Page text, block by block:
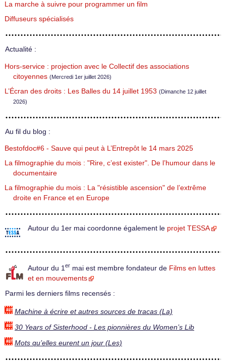
La marche à suivre pour programmer un film
Diffuseurs spécialisés
Actualité :
Hors-service : projection avec le Collectif des associations
citoyennes (Mercredi 1er juillet 2026)
L’Écran des droits : Les Balles du 14 juillet 1953 (Dimanche 12 juillet
2026)
Au fil du blog :
Bestofdoc#6 - Sauve qui peut à L’Entrepôt le 14 mars 2025
La filmographie du mois : "Rire, c’est exister". De l’humour dans le
documentaire
La filmographie du mois : La "résistible ascension" de l’extrême
droite en France et en Europe
Autour du 1er mai coordonne également le projet TESSA
Autour du 1 er mai est membre fondateur de Films en luttes
et en mouvements
Parmi les derniers films recensés :
Machine à écrire et autres sources de tracas (La)
30 Years of Sisterhood - Les pionnières du Women’s Lib
Mots qu’elles eurent un jour (Les)